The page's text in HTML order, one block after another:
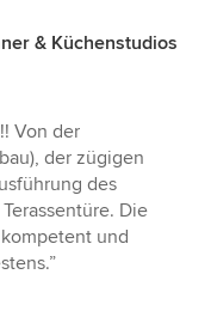
& Küchenstudios
Von der
der zügigen
des
Die
und